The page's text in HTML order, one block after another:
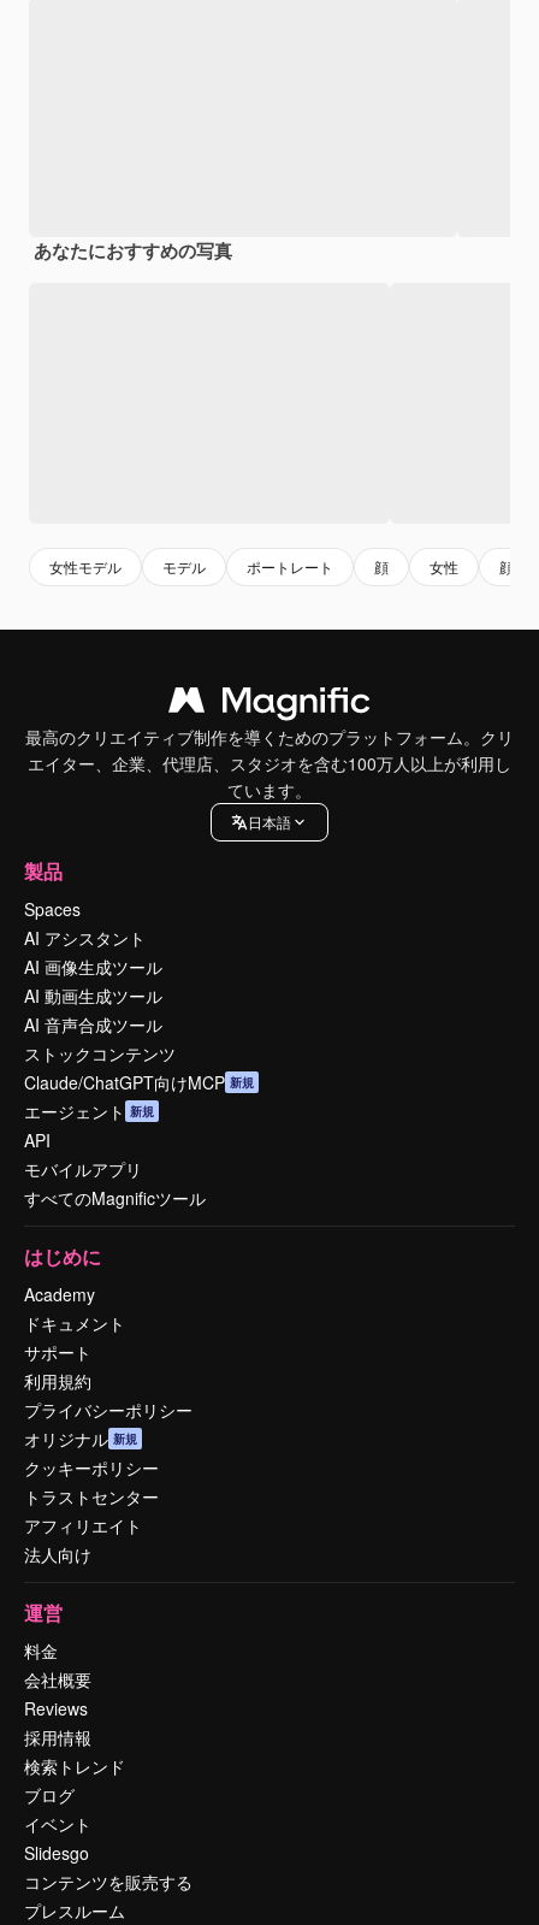
あなたにおすすめの写真
女性モデル モデル ポートレート 顔 女性 顔モ
最高のクリエイティブ制作を導くためのプラットフォーム。クリ
エイター、企業、代理店、スタジオを含む100万人以上が利用し
ています。
日本語
製品
Spaces
AI アシスタント
AI 画像生成ツール
AI 動画生成ツール
AI 音声合成ツール
ストックコンテンツ
Claude/ChatGPT向けMCP 新規
エージェント 新規
API
モバイルアプリ
すべてのMagnificツール
はじめに
Academy
ドキュメント
サポート
利用規約
プライバシーポリシー
オリジナル 新規
クッキーポリシー
トラストセンター
アフィリエイト
法人向け
運営
料金
会社概要
Reviews
採用情報
検索トレンド
ブログ
イベント
Slidesgo
コンテンツを販売する
プレスルーム